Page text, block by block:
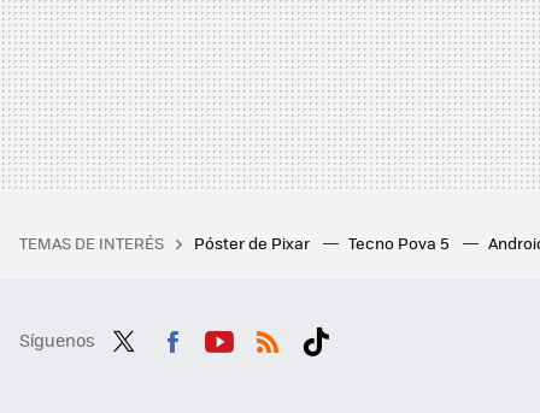
TEMAS DE INTERÉS Póster de Pixar Tecno Pova 5
Síguenos